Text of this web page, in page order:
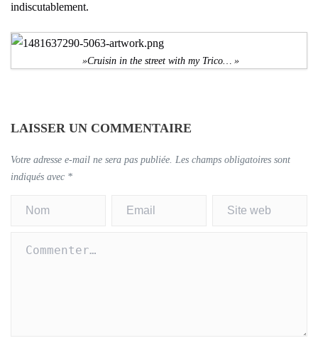
indiscutablement.
»Cruisin in the street with my Trico… »
LAISSER UN COMMENTAIRE
Votre adresse e-mail ne sera pas publiée. Les champs obligatoires sont
indiqués avec *